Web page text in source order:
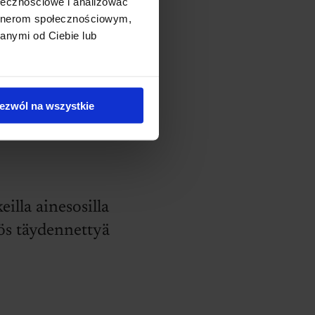
społecznościowym,
od Ciebie lub
na wszystkie
ilmaisu.
ainesosilla
täydennettyä